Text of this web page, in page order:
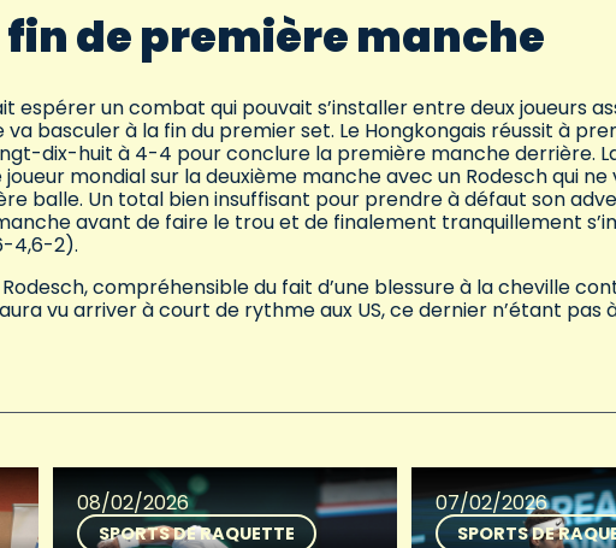
fin de première manche
espérer un combat qui pouvait s’installer entre deux joueurs
basculer à la fin du premier set. Le Hongkongais réussit à
dix-huit à 4-4 pour conclure la première manche derrière.
mondial sur la deuxième manche avec un Rodesch qui
balle. Un total bien insuffisant pour prendre à défaut son
avant de faire le trou et de finalement tranquillement
4,6-2).
compréhensible du fait d’une blessure à la cheville
vu arriver à court de rythme aux US, ce dernier n’étant pas à
08/02/2026
SPORTS DE RAQUETTE
07/02/2026
SPORTS DE